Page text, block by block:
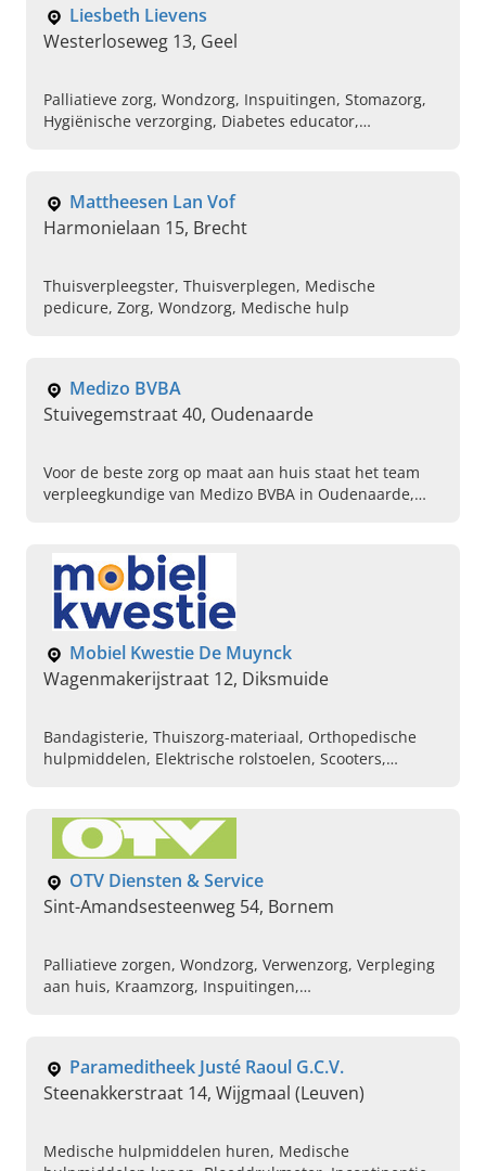
Liesbeth Lievens
Westerloseweg 13, Geel
Palliatieve zorg, Wondzorg, Inspuitingen, Stomazorg,
Hygiënische verzorging, Diabetes educator,
Mattheesen Lan Vof
Harmonielaan 15, Brecht
Thuisverpleegster, Thuisverplegen, Medische
pedicure, Zorg, Wondzorg, Medische hulp
Medizo BVBA
Stuivegemstraat 40, Oudenaarde
Voor de beste zorg op maat aan huis staat het team
verpleegkundige van Medizo BVBA in Oudenaarde,
Mobiel Kwestie De Muynck
Wagenmakerijstraat 12, Diksmuide
Bandagisterie, Thuiszorg-materiaal, Orthopedische
hulpmiddelen, Elektrische rolstoelen, Scooters,
OTV Diensten & Service
Sint-Amandsesteenweg 54, Bornem
Palliatieve zorgen, Wondzorg, Verwenzorg, Verpleging
aan huis, Kraamzorg, Inspuitingen,
Parameditheek Justé Raoul G.C.V.
Steenakkerstraat 14, Wijgmaal (Leuven)
Medische hulpmiddelen huren, Medische